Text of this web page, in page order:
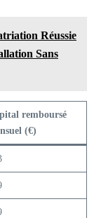
Réussie
Sans
remboursé
(€)